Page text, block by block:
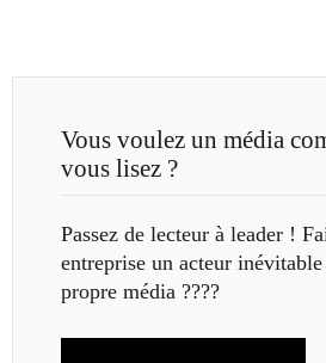
Vous voulez un média
vous lisez ?
Passez de lecteur à leader !
entreprise un acteur
propre média ????